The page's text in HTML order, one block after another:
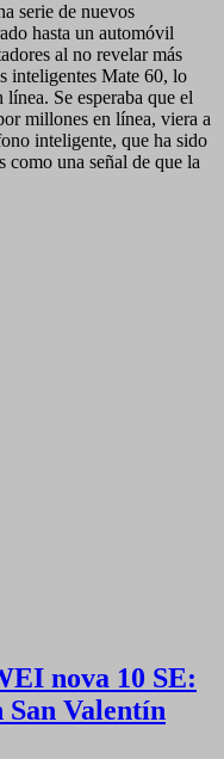
serie de nuevos
hasta un automóvil
al no revelar más
inteligentes Mate 60, lo
Se esperaba que el
millones en línea, viera a
inteligente, que ha sido
como una señal de que la
nova 10 SE:
Valentín